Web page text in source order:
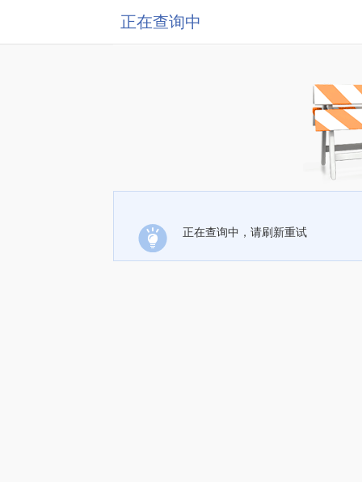
正在查询中
正在查询中，请刷新重试